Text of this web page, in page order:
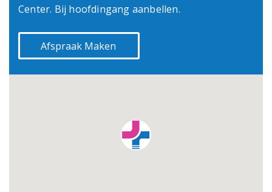
Center. Bij hoofdingang aanbellen.